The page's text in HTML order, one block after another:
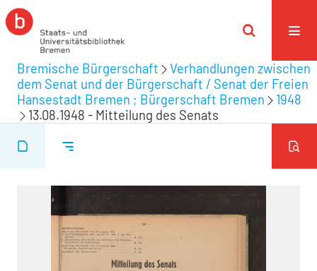
Bremische Bürgerschaft
Verhandlungen zwischen
dem Senat und der Bürgerschaft / Senat der Freien
Hansestadt Bremen ; Bürgerschaft Bremen
1948
13.08.1948 - Mitteilung des Senats